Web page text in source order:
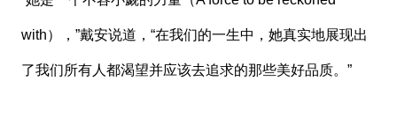
with），”戴安说道，“在我们的一生中，她真实地展现出
了我们所有人都渴望并应该去追求的那些美好品质。”